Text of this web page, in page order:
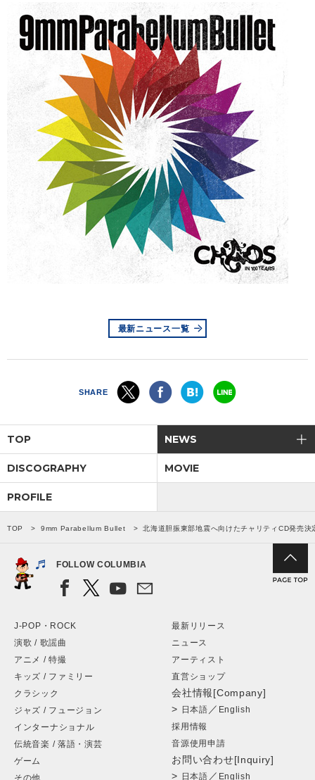
最新ニュース一覧
SHARE
TOP NEWS
DISCOGRAPHY MOVIE
PROFILE
TOP 9mm Parabellum Bullet 北海道胆振東部地震へ向けたチャリティCD発売決
FOLLOW COLUMBIA
J-POP・ROCK
演歌 / 歌謡曲
アニメ / 特撮
キッズ / ファミリー
クラシック
ジャズ / フュージョン
インターナショナル
伝統音楽 / 落語・演芸
ゲーム
その他
最新リリース
ニュース
アーティスト
直営ショップ
会社情報[Company]
> 日本語 ／ English
採用情報
音源使用申請
お問い合わせ[Inquiry]
> 日本語 ／ English